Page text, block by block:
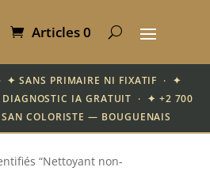
Articles 0
✦ SANS PRIMAIRE NI FIXATIF · ✦
IA GRATUIT · ✦ +2 700
COLORISTE — BOUGUENAIS
“Nettoyant non-